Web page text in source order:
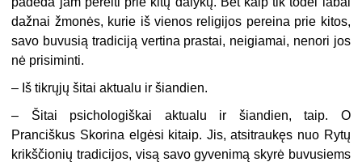
dažnai žmonės, kurie iš vienos religijos pereina prie kitos,
savo buvusią tradiciją vertina prastai, neigiamai, nenori jos
nė prisiminti.
– Iš tikrųjų šitai aktualu ir šiandien.
– Šitai psichologiškai aktualu ir šiandien, taip. O
Pranciškus Skorina elgėsi kitaip. Jis, atsitraukęs nuo Rytų
krikščionių tradicijos, visą savo gyvenimą skyrė buvusiems